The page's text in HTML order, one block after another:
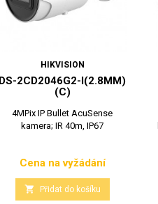
HIKVISION
DS-2CD2046G2-I(2.8MM)
(C)
4MPix IP Bullet AcuSense
kamera; IR 40m, IP67
Cena
Cena na vyžádání
 Přidat do košíku